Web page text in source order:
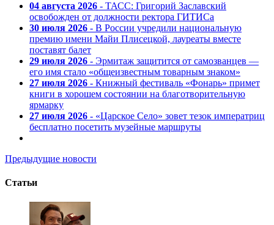
04 августа 2026 - ТАСС: Григорий Заславский
освобожден от должности ректора ГИТИСа
30 июля 2026 - В России учредили национальную
премию имени Майи Плисецкой, лауреаты вместе
поставят балет
29 июля 2026 - Эрмитаж защитится от самозванцев —
его имя стало «общеизвестным товарным знаком»
27 июля 2026 - Книжный фестиваль «Фонарь» примет
книги в хорошем состоянии на благотворительную
ярмарку
27 июля 2026 - «Царское Село» зовет тезок императриц
бесплатно посетить музейные маршруты
Предыдущие новости
Статьи